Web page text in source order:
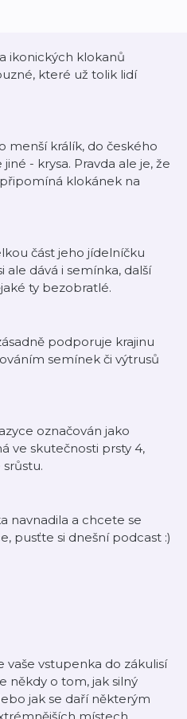
ikonických klokanů
které už tolik lidí
menší králík, do českého
- krysa. Pravda ale je, že
klokánek na
část jeho jídelníčku
dává i semínka, další
ty bezobratlé.
podporuje krajinu
semínek či výtrusů
označován jako
ve skutečnosti prsty 4,
navnadila a chcete se
pusťte si dnešní podcast :)
vaše vstupenka do zákulisí
někdy o tom, jak silný
jak se daří některým